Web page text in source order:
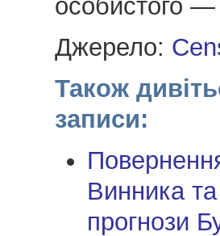
особистого —
Джерело:
Також
записи:
Винника та
прогнози